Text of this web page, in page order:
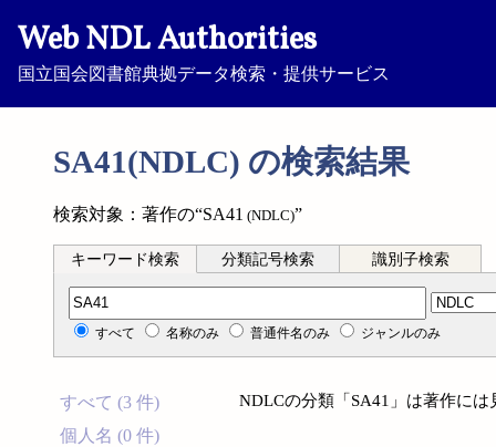
Web NDL Authorities
国立国会図書館典拠データ検索・提供サービス
SA41(NDLC) の検索結果
検索対象：著作の“SA41 (NDLC)”
キーワード検索 分類記号検索 識別子検索
分類記号検索
すべて 名称のみ 普通件名のみ ジャンルのみ
すべて (3 件)
個人名 (0 件)
NDLCの分類「SA41」は著作に